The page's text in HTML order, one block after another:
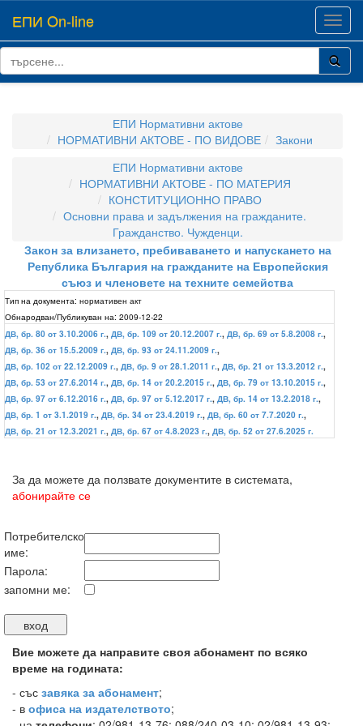
ЕПИ On-line
ЕПИ Нормативни актове
НОРМАТИВНИ АКТОВЕ - ПО ВИДОВЕ
Закони
ЕПИ Нормативни актове
НОРМАТИВНИ АКТОВЕ - ПО МАТЕРИЯ
КОНСТИТУЦИОННО ПРАВО
Основни права и задължения на гражданите.
Гражданство. Чужденци.
Закон за влизането, пребиваването и напускането на
Република България на гражданите на Европейския
съюз и членовете на техните семейства
Тип на документа: нормативен акт
Обнародван/Публикуван на: 2009-12-22
ДВ, бр. 80 от 3.10.2006 г., ДВ, бр. 109 от 20.12.2007 г., ДВ, бр. 69 от 5.8.2008 г.,
ДВ, бр. 36 от 15.5.2009 г., ДВ, бр. 93 от 24.11.2009 г.,
ДВ, бр. 102 от 22.12.2009 г., ДВ, бр. 9 от 28.1.2011 г., ДВ, бр. 21 от 13.3.2012 г.,
ДВ, бр. 53 от 27.6.2014 г., ДВ, бр. 14 от 20.2.2015 г., ДВ, бр. 79 от 13.10.2015 г.,
ДВ, бр. 97 от 6.12.2016 г., ДВ, бр. 97 от 5.12.2017 г., ДВ, бр. 14 от 13.2.2018 г.,
ДВ, бр. 1 от 3.1.2019 г., ДВ, бр. 34 от 23.4.2019 г., ДВ, бр. 60 от 7.7.2020 г.,
ДВ, бр. 21 от 12.3.2021 г., ДВ, бр. 67 от 4.8.2023 г., ДВ, бр. 52 от 27.6.2025 г.
За да можете да ползвате документите в системата,
абонирайте се
Потребителско
име:
Парола:
запомни ме:
Вие можете да направите своя абонамент по всяко
време на годината:
- със завяка за абонамент;
- в офиса на издателството;